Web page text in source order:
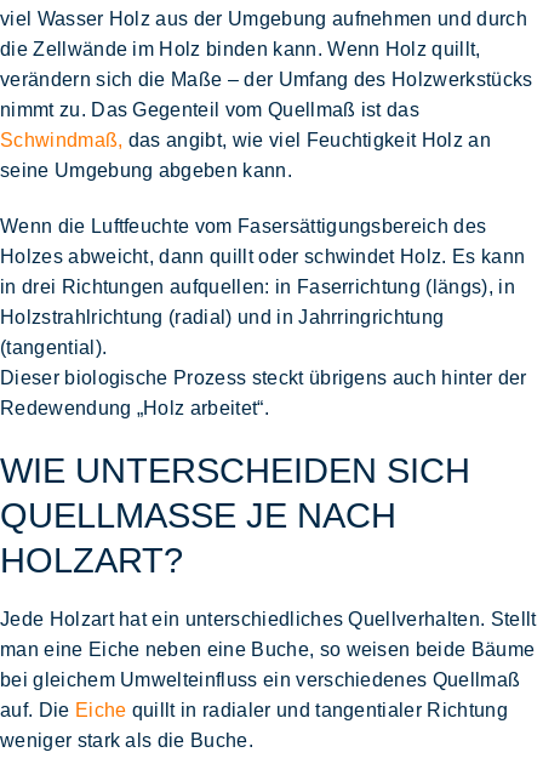
viel Wasser Holz aus der Umgebung aufnehmen und durch
die Zellwände im Holz binden kann. Wenn Holz quillt,
verändern sich die Maße – der Umfang des Holzwerkstücks
nimmt zu. Das Gegenteil vom Quellmaß ist das
Schwindmaß, das angibt, wie viel Feuchtigkeit Holz an
seine Umgebung abgeben kann.
Wenn die Luftfeuchte vom Fasersättigungsbereich des
Holzes abweicht, dann quillt oder schwindet Holz. Es kann
in drei Richtungen aufquellen: in Faserrichtung (längs), in
Holzstrahlrichtung (radial) und in Jahrringrichtung
(tangential).
Dieser biologische Prozess steckt übrigens auch hinter der
Redewendung „Holz arbeitet“.
WIE UNTERSCHEIDEN SICH
QUELLMASSE JE NACH H
OLZART?
Jede Holzart hat ein unterschiedliches Quellverhalten. Stellt
man eine Eiche neben eine Buche, so weisen beide Bäume
bei gleichem Umwelteinfluss ein verschiedenes Quellmaß
auf. Die Eiche quillt in radialer und tangentialer Richtung
weniger stark als die Buche.